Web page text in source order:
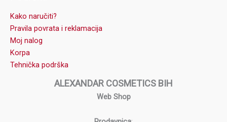
Kako naručiti?
Pravila povrata i reklamacija
Moj nalog
Korpa
Tehnička podrška
ALEXANDAR COSMETICS BIH
Web Shop